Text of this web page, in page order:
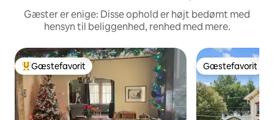
Gæster er enige: Disse ophold er højt bedømt med
hensyn til beliggenhed, renhed med mere.
Bedste gæstefavorit
Gæstefavorit Gæstefavorit
Gæstefavorit